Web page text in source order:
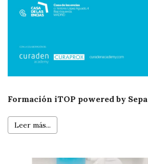
Formación iTOP powered by Sepa
Leer más...